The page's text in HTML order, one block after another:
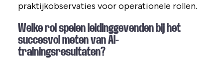
praktijkobservaties voor operationele rollen.
Welke rol spelen leidinggevenden bij het
succesvol meten van AI-
trainingsresultaten?